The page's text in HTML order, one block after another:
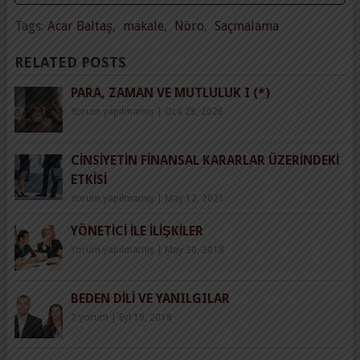
Tags: Acar Baltaş, makale, Nöro, Saçmalama
RELATED POSTS
PARA, ZAMAN VE MUTLULUK I (*)
Yorum yapılmamış Oca 28, 2026
CINSIYETIN FINANSAL KARARLAR ÜZERINDEKI
ETKISI
Yorum yapılmamış May 12, 2021
YÖNETICI ILE İLIŞKILER
Yorum yapılmamış May 30, 2018
BEDEN DILI VE YANILGILAR
2 yorum Eyl 19, 2018